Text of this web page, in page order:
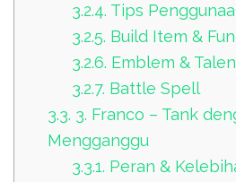
3.2.4. Tips
3.2.5. Build Item &
3.2.6. Emblem &
3.2.7. Battle Spell
3.3. 3. Franco – Tank
Mengganggu
3.3.1. Peran &